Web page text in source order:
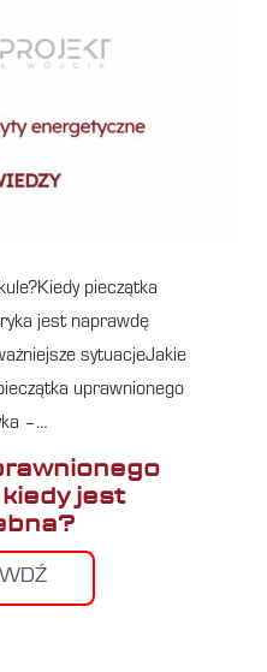
pieczątka
jest naprawdę
sytuacjeJakie
uprawnionego
–…
jest